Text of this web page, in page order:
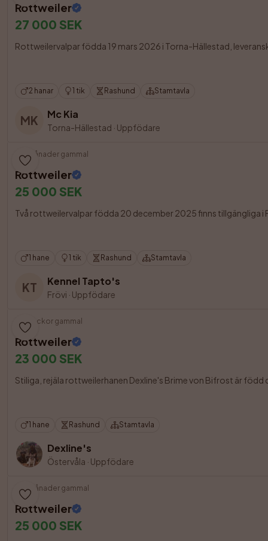
Rottweiler
27 000 SEK
Rottweilervalpar födda 19 mars 2026 i Torna-Hällestad,
2 hanar 1 tik Rashund Stamtavla
MK Mc Kia
Torna-Hällestad · Uppfödare
7 månader gammal
Rottweiler
25 000 SEK
Två rottweilervalpar födda 20 december 2025 finns tillgängliga i
1 hane 1 tik Rashund Stamtavla
KT Kennel Tapto's
Frövi · Uppfödare
6 veckor gammal
Rottweiler
23 000 SEK
Stiliga, rejäla rottweilerhanen Dexline's Brime von Bifrost är
1 hane Rashund Stamtavla
Dexline's
Östervåla · Uppfödare
3 månader gammal
Rottweiler
25 000 SEK